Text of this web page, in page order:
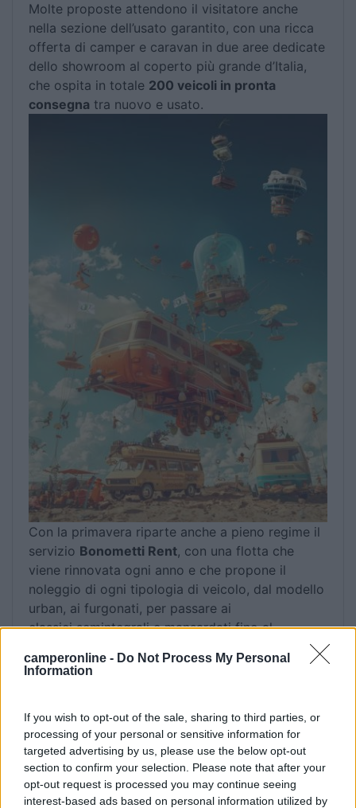
camperonline - Do Not Process My Personal
Information
If you wish to opt-out of the sale, sharing to third parties, or
processing of your personal or sensitive information for
targeted advertising by us, please use the below opt-out
section to confirm your selection. Please note that after your
opt-out request is processed you may continue seeing
interest-based ads based on personal information utilized by
Molte proposte attendono il visitatore anche
nella sezione dell’usato garantito, con una ricca
offerta di camper e caravan in due aree dedicate
dello showroom al coperto più grande d’Italia,
che ospita in totale 200 veicoli in pronta
consegna tra nuovo e usato.
Con la primavera riparte anche a pieno regime il
servizio Bonometti Rent, con una flotta che
viene rinnovata ogni anno e che propone il
noleggio di ogni tipologia di veicolo, dal modello
urban, ai furgonati, per passare ai
classici semintegrali e mansardati fino al
massimo confort del motorhome e la versatilità
del caravan.
Showroom e del Market Accessori è prevista
conorario continuato dalle 9.30 alle 19.00, per
consentire di pianificare comodamente la visita
in concessionaria durante tutto l’arco della
giornata.